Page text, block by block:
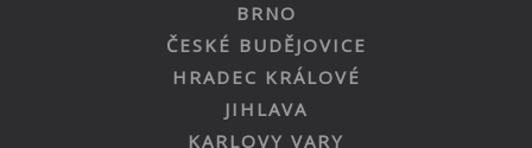
BRNO
ČESKÉ BUDĚJOVICE
HRADEC KRÁLOVÉ
JIHLAVA
KARLOVY VARY